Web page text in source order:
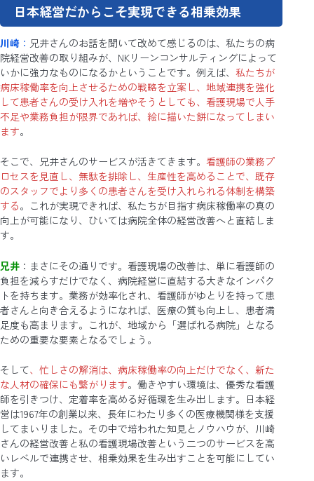
日本経営だからこそ実現できる相乗効果
川崎 ： 兄井さんのお話を聞いて改めて感じるのは、私たちの病
院経営改善の取り組みが、NKリーンコンサルティングによって
いかに強力なものになるかということです。例えば、 私たちが
病床稼働率を向上させるための戦略を立案し、地域連携を強化
して患者さんの受け入れを増やそうとしても、看護現場で人手
不足や業務負担が限界であれば、絵に描いた餅になってしまい
ます。
そこで、兄井さんのサービスが活きてきます。 看護師の業務プ
ロセスを見直し、無駄を排除し、生産性を高めることで、既存
のスタッフでより多くの患者さんを受け入れられる体制を構築
する。これが実現できれば、私たちが目指す病床稼働率の真の
向上が可能になり、ひいては病院全体の経営改善へと直結しま
す。
兄井 ：まさにその通りです。看護現場の改善は、単に看護師の
負担を減らすだけでなく、病院経営に直結する大きなインパク
トを持ちます。業務が効率化され、看護師がゆとりを持って患
者さんと向き合えるようになれば、医療の質も向上し、患者満
足度も高まります。これが、地域から「選ばれる病院」となる
ための重要な要素となるでしょう。
そして、忙しさの解消は、病床稼働率の向上だけでなく、新た
な人材の確保にも繋がります。働きやすい環境は、優秀な看護
師を引きつけ、定着率を高める好循環を生み出します。日本経
営は1967年の創業以来、長年にわたり多くの医療機関様を支援
してまいりました。その中で培われた知見とノウハウが、川崎
さんの経営改善と私の看護現場改善という二つのサービスを高
いレベルで連携させ、相乗効果を生み出すことを可能にしてい
ます。